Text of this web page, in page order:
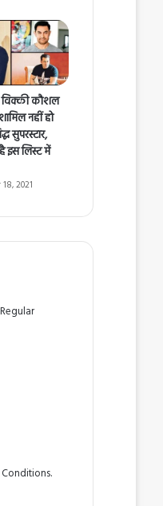
विक्की कौशल
नहीं हो
सुपरस्टार,
इस लिस्ट में
2021
.